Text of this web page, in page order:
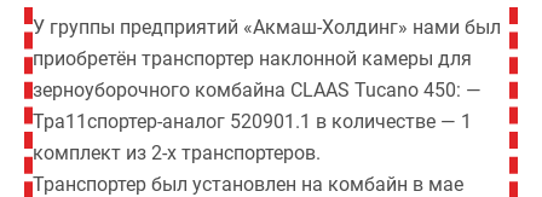
У группы предприятий «Акмаш-Холдинг» нами был
приобретён транспортер наклонной камеры для
зерноуборочного комбайна CLAAS Tucano 450: —
Тра11спортер-аналог 520901.1 в количестве — 1
комплект из 2-х транспортеров.
Транспортер был установлен на комбайн в мае